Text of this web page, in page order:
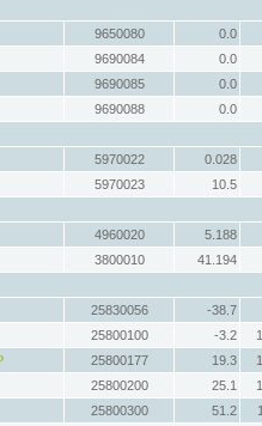
9650080
0.0
9690084
0.0
9690085
0.0
9690088
0.0
5970022
0.028
5970023
10.5
4960020
5.188
3800010
41.194
25830056
-38.7
25800100 -3.2
25800177 19.3
25800200 25.1
25800300 51.2